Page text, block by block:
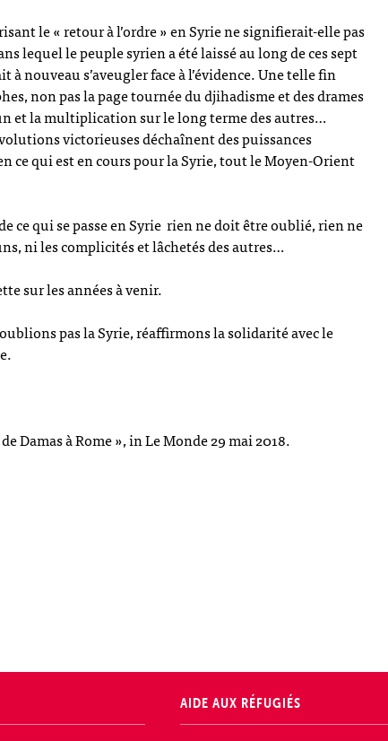
le « retour à l’ordre » en Syrie ne signifierait-elle pas
lequel le peuple syrien a été laissé au long de ces sept
à nouveau s’aveugler face à l’évidence. Une telle fin
non pas la page tournée du djihadisme et des drames
et la multiplication sur le long terme des autres…
victorieuses déchaînent des puissances
ce qui est en cours pour la Syrie, tout le Moyen-Orient
ce qui se passe en Syrie rien ne doit être oublié, rien ne
ni les complicités et lâchetés des autres…
sur les années à venir.
pas la Syrie, réaffirmons la solidarité avec le
Damas à Rome », in Le Monde 29 mai 2018.
AIDE AUX RÉFUGIÉS